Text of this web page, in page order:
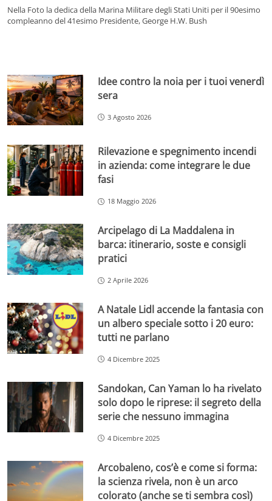
Nella Foto la dedica della Marina Militare degli Stati Uniti per il 90esimo
compleanno del 41esimo Presidente, George H.W. Bush
Idee contro la noia per i tuoi venerdì
sera
3 Agosto 2026
Rilevazione e spegnimento incendi
in azienda: come integrare le due
fasi
18 Maggio 2026
Arcipelago di La Maddalena in
barca: itinerario, soste e consigli
pratici
2 Aprile 2026
A Natale Lidl accende la fantasia con
un albero speciale sotto i 20 euro:
tutti ne parlano
4 Dicembre 2025
Sandokan, Can Yaman lo ha rivelato
solo dopo le riprese: il segreto della
serie che nessuno immagina
4 Dicembre 2025
Arcobaleno, cos’è e come si forma:
la scienza rivela, non è un arco
colorato (anche se ti sembra così)